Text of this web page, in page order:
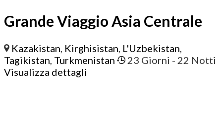
Grande Viaggio Asia Centrale
Kazakistan Kirghisistan L'Uzbekistan
Tagikistan Turkmenistan 23 Giorni - 22 Notti
Visualizza dettagli